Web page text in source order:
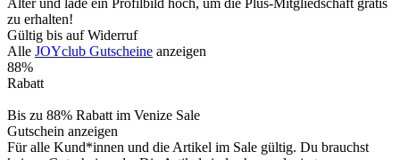
Alter und lade ein Profilbild hoch, um die Plus-Mitgliedschaft gratis
zu erhalten!
Gültig bis auf Widerruf
Alle JOYclub Gutscheine anzeigen
88%
Rabatt
Bis zu 88% Rabatt im Venize Sale
Gutschein anzeigen
Für alle Kund*innen und die Artikel im Sale gültig. Du brauchst